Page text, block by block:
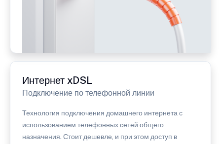
Интернет xDSL
Подключение по телефонной линии
Технология подключения домашнего интернета с
использованием телефонных сетей общего
назначения. Стоит дешевле, и при этом доступ в